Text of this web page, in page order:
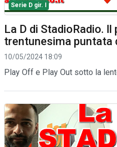
Serie D gir. I
La D di StadioRadio.
trentunesima puntata
10/05/2024 18:09
Play Off e Play Out sotto la